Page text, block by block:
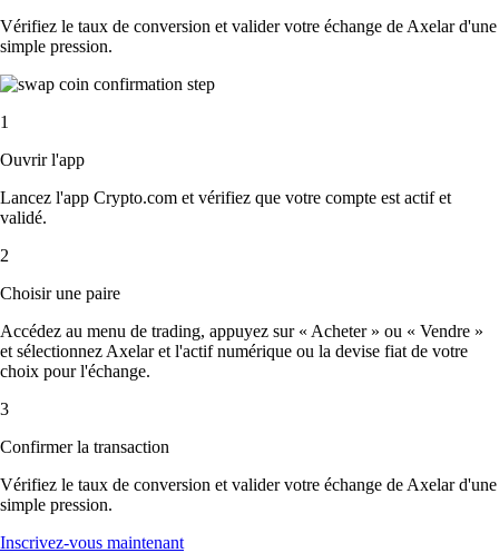
Vérifiez le taux de conversion et valider votre échange de Axelar d'une
simple pression.
1
Ouvrir l'app
Lancez l'app Crypto.com et vérifiez que votre compte est actif et
validé.
2
Choisir une paire
Accédez au menu de trading, appuyez sur « Acheter » ou « Vendre »
et sélectionnez Axelar et l'actif numérique ou la devise fiat de votre
choix pour l'échange.
3
Confirmer la transaction
Vérifiez le taux de conversion et valider votre échange de Axelar d'une
simple pression.
Inscrivez-vous maintenant